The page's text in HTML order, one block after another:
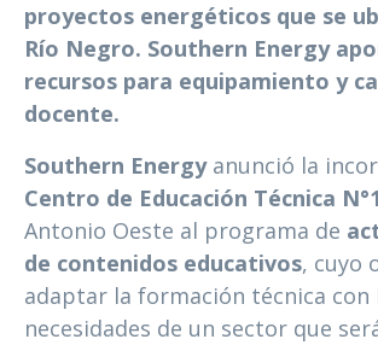
proyectos energéticos que se
Río Negro. Southern Energy
recursos para equipamiento y
docente.
Southern Energyanunció la
Centro de Educación Técnica
Antonio Oeste al programa de
de contenidos educativos, cuyo
adaptar la formación técnica con
necesidades de un sector que